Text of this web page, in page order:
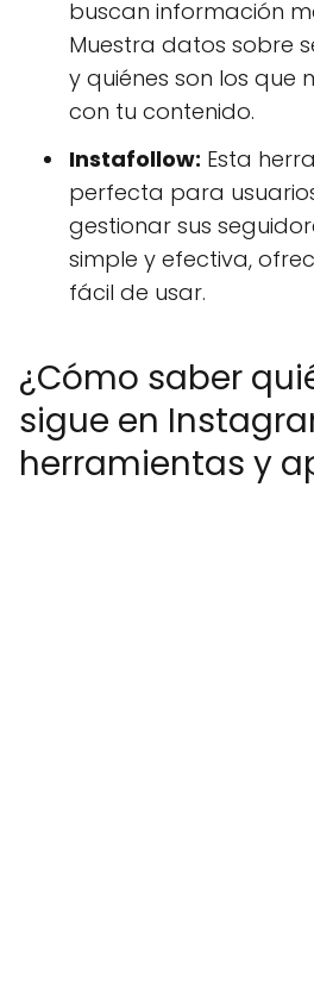
buscan información
Muestra datos sobre
y quiénes son los que
con tu contenido.
Instafollow: Esta
perfecta para
gestionar sus
simple y efectiva,
fácil de usar.
¿Cómo saber
sigue en
herramientas y